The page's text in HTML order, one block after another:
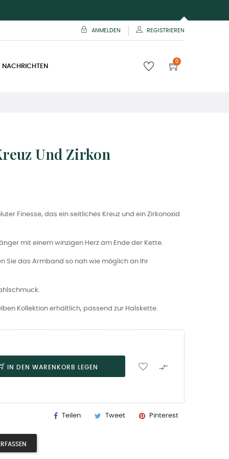
ANMELDEN REGISTRIEREN
NACHRICHTEN
0
Und Zirkon
Finesse, das ein seitliches Kreuz und ein Zirkonoxid
mit einem winzigen Herz am Ende der Kette.
Sie das Armband so nah wie möglich an Ihr
Kollektion erhältlich, passend zur Halskette.
IN DEN WARENKORB LEGEN 
Teilen Tweet Pinterest